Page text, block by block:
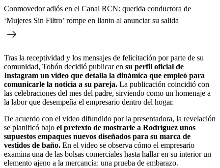
Conmovedor adiós en el Canal RCN: querida conductora de
‘Mujeres Sin Filtro’ rompe en llanto al anunciar su salida
Tras la receptividad y los mensajes de felicitación por parte de su
comunidad, Tobón decidió publicar en su perfil oficial de
Instagram un video que detalla la dinámica que empleó para
comunicarle la noticia a su pareja. La publicación coincidió con
las celebraciones del mes del padre, sirviendo como un homenaje a
la labor que desempeña el empresario dentro del hogar.
De acuerdo con el video difundido por la presentadora, la revelación
se planificó bajo el pretexto de mostrarle a Rodríguez unos
supuestos empaques nuevos diseñados para su marca de
vestidos de baño. En el video se observa cómo el empresario
examina una de las bolsas comerciales hasta hallar en su interior un
elemento ajeno a la mercancía: una prueba de embarazo.